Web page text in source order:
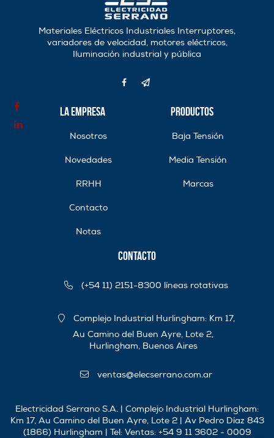
Materiales Eléctricos Industriales Interruptores,
variadores de velocidad, motores eléctricos,
Iluminación industrial y pública
La Empresa
Nosotros
Novedades
RRHH
Contacto
Notas
Productos
Baja Tensión
Media Tensión
Marcas
Contacto
(+54 11) 2151-8300 líneas rotativas
Complejo Industrial Hurlingham: Km 17,
Au Camino del Buen Ayre, Lote 2,
Hurlingham, Buenos Aires
ventas@elecserrano.com.ar
Electricidad Serrano S.A. | Complejo Industrial Hurlingham:
Km 17, Au Camino del Buen Ayre, Lote 2 | Av Pedro Díaz 843
(1866) Hurlingham | Tel: Ventas: +54 9 11 3602 - 0009